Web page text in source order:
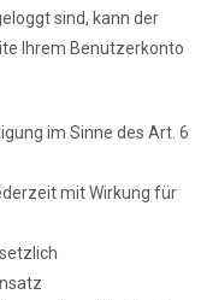
sind, kann der
Ihrem Benutzerkonto
im Sinne des Art. 6
mit Wirkung für